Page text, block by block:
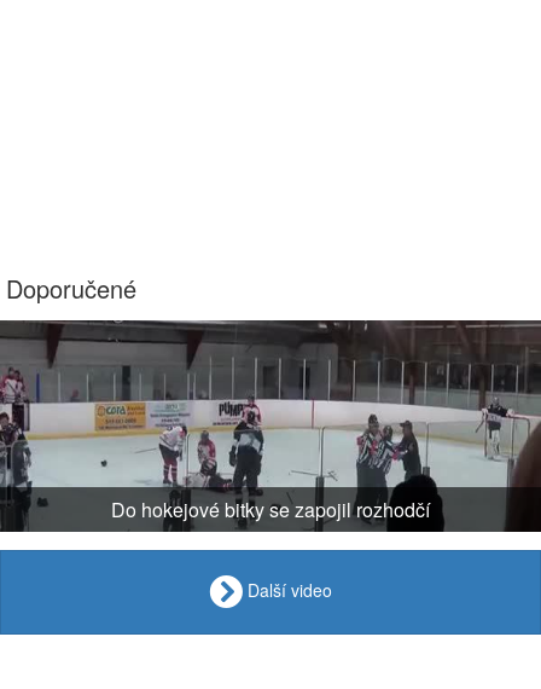
Doporučené
Do hokejové bitky se zapojil rozhodčí
Další video